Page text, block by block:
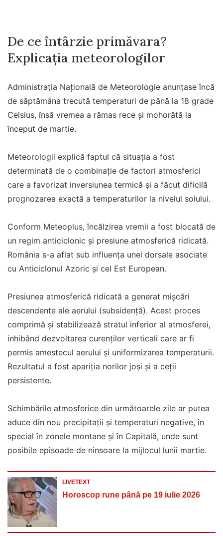
De ce întârzie primăvara?
Explicația meteorologilor
Administrația Națională de Meteorologie anunțase încă
de săptămâna trecută temperaturi de până la 18 grade
Celsius, însă vremea a rămas rece și mohorâtă la
început de martie.
Meteorologii explică faptul că situația a fost
determinată de o combinație de factori atmosferici
care a favorizat inversiunea termică și a făcut dificilă
prognozarea exactă a temperaturilor la nivelul solului.
Conform Meteoplus, încălzirea vremii a fost blocată de
un regim anticiclonic și presiune atmosferică ridicată.
România s-a aflat sub influența unei dorsale asociate
cu Anticiclonul Azoric și cel Est European.
Presiunea atmosferică ridicată a generat mișcări
descendente ale aerului (subsidență). Acest proces
comprimă și stabilizează stratul inferior al atmosferei,
inhibând dezvoltarea curenților verticali care ar fi
permis amestecul aerului și uniformizarea temperaturii.
Rezultatul a fost apariția norilor joși și a ceții
persistente.
Schimbările atmosferice din următoarele zile ar putea
aduce din nou precipitații și temperaturi negative, în
special în zonele montane și în Capitală, unde sunt
posibile episoade de ninsoare la mijlocul lunii martie.
LIVETEXT
Horoscop rune până pe 19 iulie 2026